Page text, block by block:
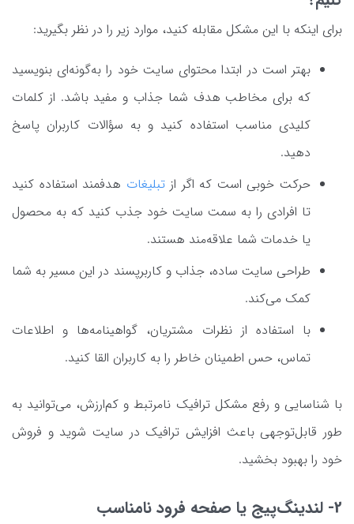
برای اینکه با این مشکل مقابله کنید، موارد زیر را در نظر بگیرید:
بهتر است در ابتدا محتوای سایت خود را به‌گونه‌ای بنویسید
که برای مخاطب هدف شما جذاب و مفید باشد. از کلمات
کلیدی مناسب استفاده کنید و به سؤالات کاربران پاسخ
دهید.
حرکت خوبی است که اگر ازتبلیغات هدفمند استفاده کنید
تا افرادی را به سمت سایت خود جذب کنید که به محصول
یا خدمات شما علاقه‌مند هستند.
طراحی سایت ساده، جذاب و کاربرپسند در این مسیر به شما
کمک می‌کند.
با استفاده از نظرات مشتریان، گواهینامه‌ها و اطلاعات
تماس، حس اطمینان خاطر را به کاربران القا کنید.
با شناسایی و رفع مشکل ترافیک نامرتبط و کم‌ارزش، می‌توانید به
طور قابل‌توجهی باعث افزایش ترافیک در سایت شوید و فروش
خود را بهبود بخشید.
2- لندینگ‌پیج یا صفحه فرود نامناسب